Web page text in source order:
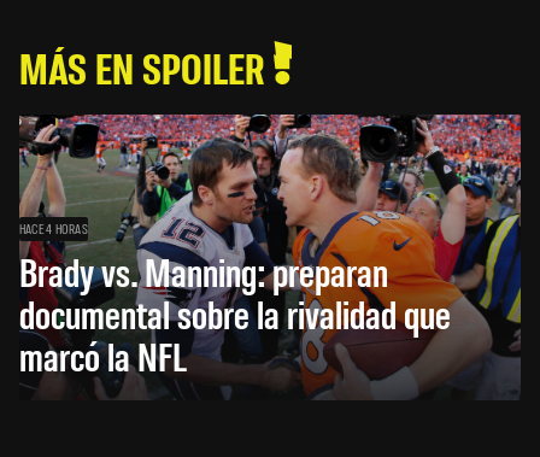
MÁS EN SPOILER
HACE 4 HORAS
Brady vs. Manning: preparan
documental sobre la rivalidad que
marcó la NFL